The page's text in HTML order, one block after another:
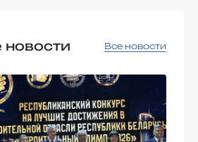
Все новости